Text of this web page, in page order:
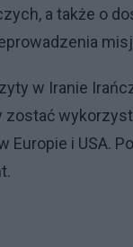
a także o
w Iranie
zostać
i USA.